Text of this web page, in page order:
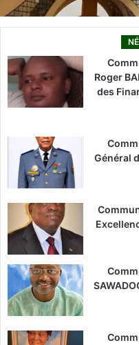
Roger
des
Général